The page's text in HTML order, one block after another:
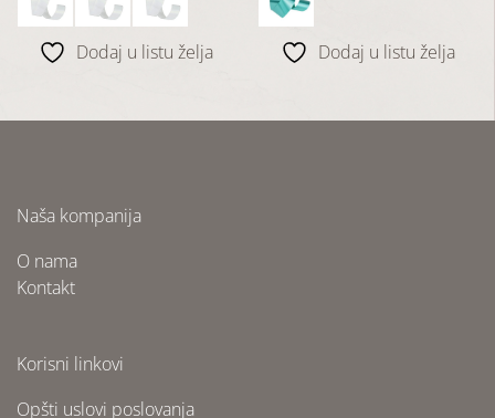
Dodaj u listu želja Dodaj u listu želja
Naša kompanija
O nama
Kontakt
Korisni linkovi
Opšti uslovi poslovanja